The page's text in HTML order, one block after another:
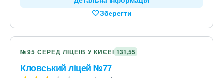
Зберегти
№95 СЕРЕД ЛІЦЕЇВ У КИЄВІ 131,55
Кловський ліцей №77